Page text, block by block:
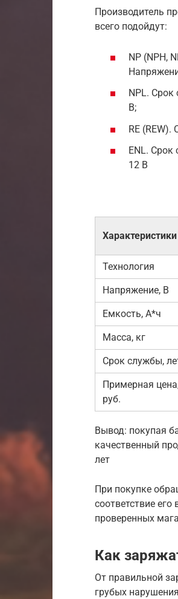
Производитель
всего подойдут:
NP (NPH,
NPL.
В;
RE
ENL. Срок
12 В
Характеристики
Технология
Напряжение, В
Емкость, А*ч
Масса, кг
Срок службы,
Примерная
руб.
Вывод: покупая
качественный
лет
При покупке
соответствие
проверенных
Как
От правильной
грубых